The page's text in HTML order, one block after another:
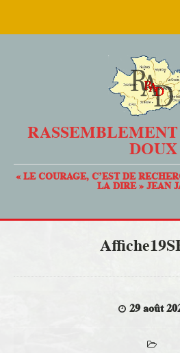
DOUX
« LE COURAGE, C’EST DE
LA DIRE » JEAN
29 août